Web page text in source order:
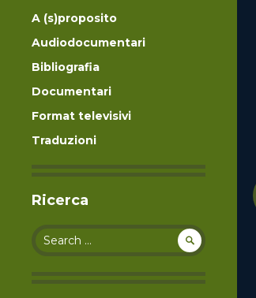
A (s)proposito
Audiodocumentari
Bibliografia
Documentari
Format televisivi
Traduzioni
Ricerca
Search for: